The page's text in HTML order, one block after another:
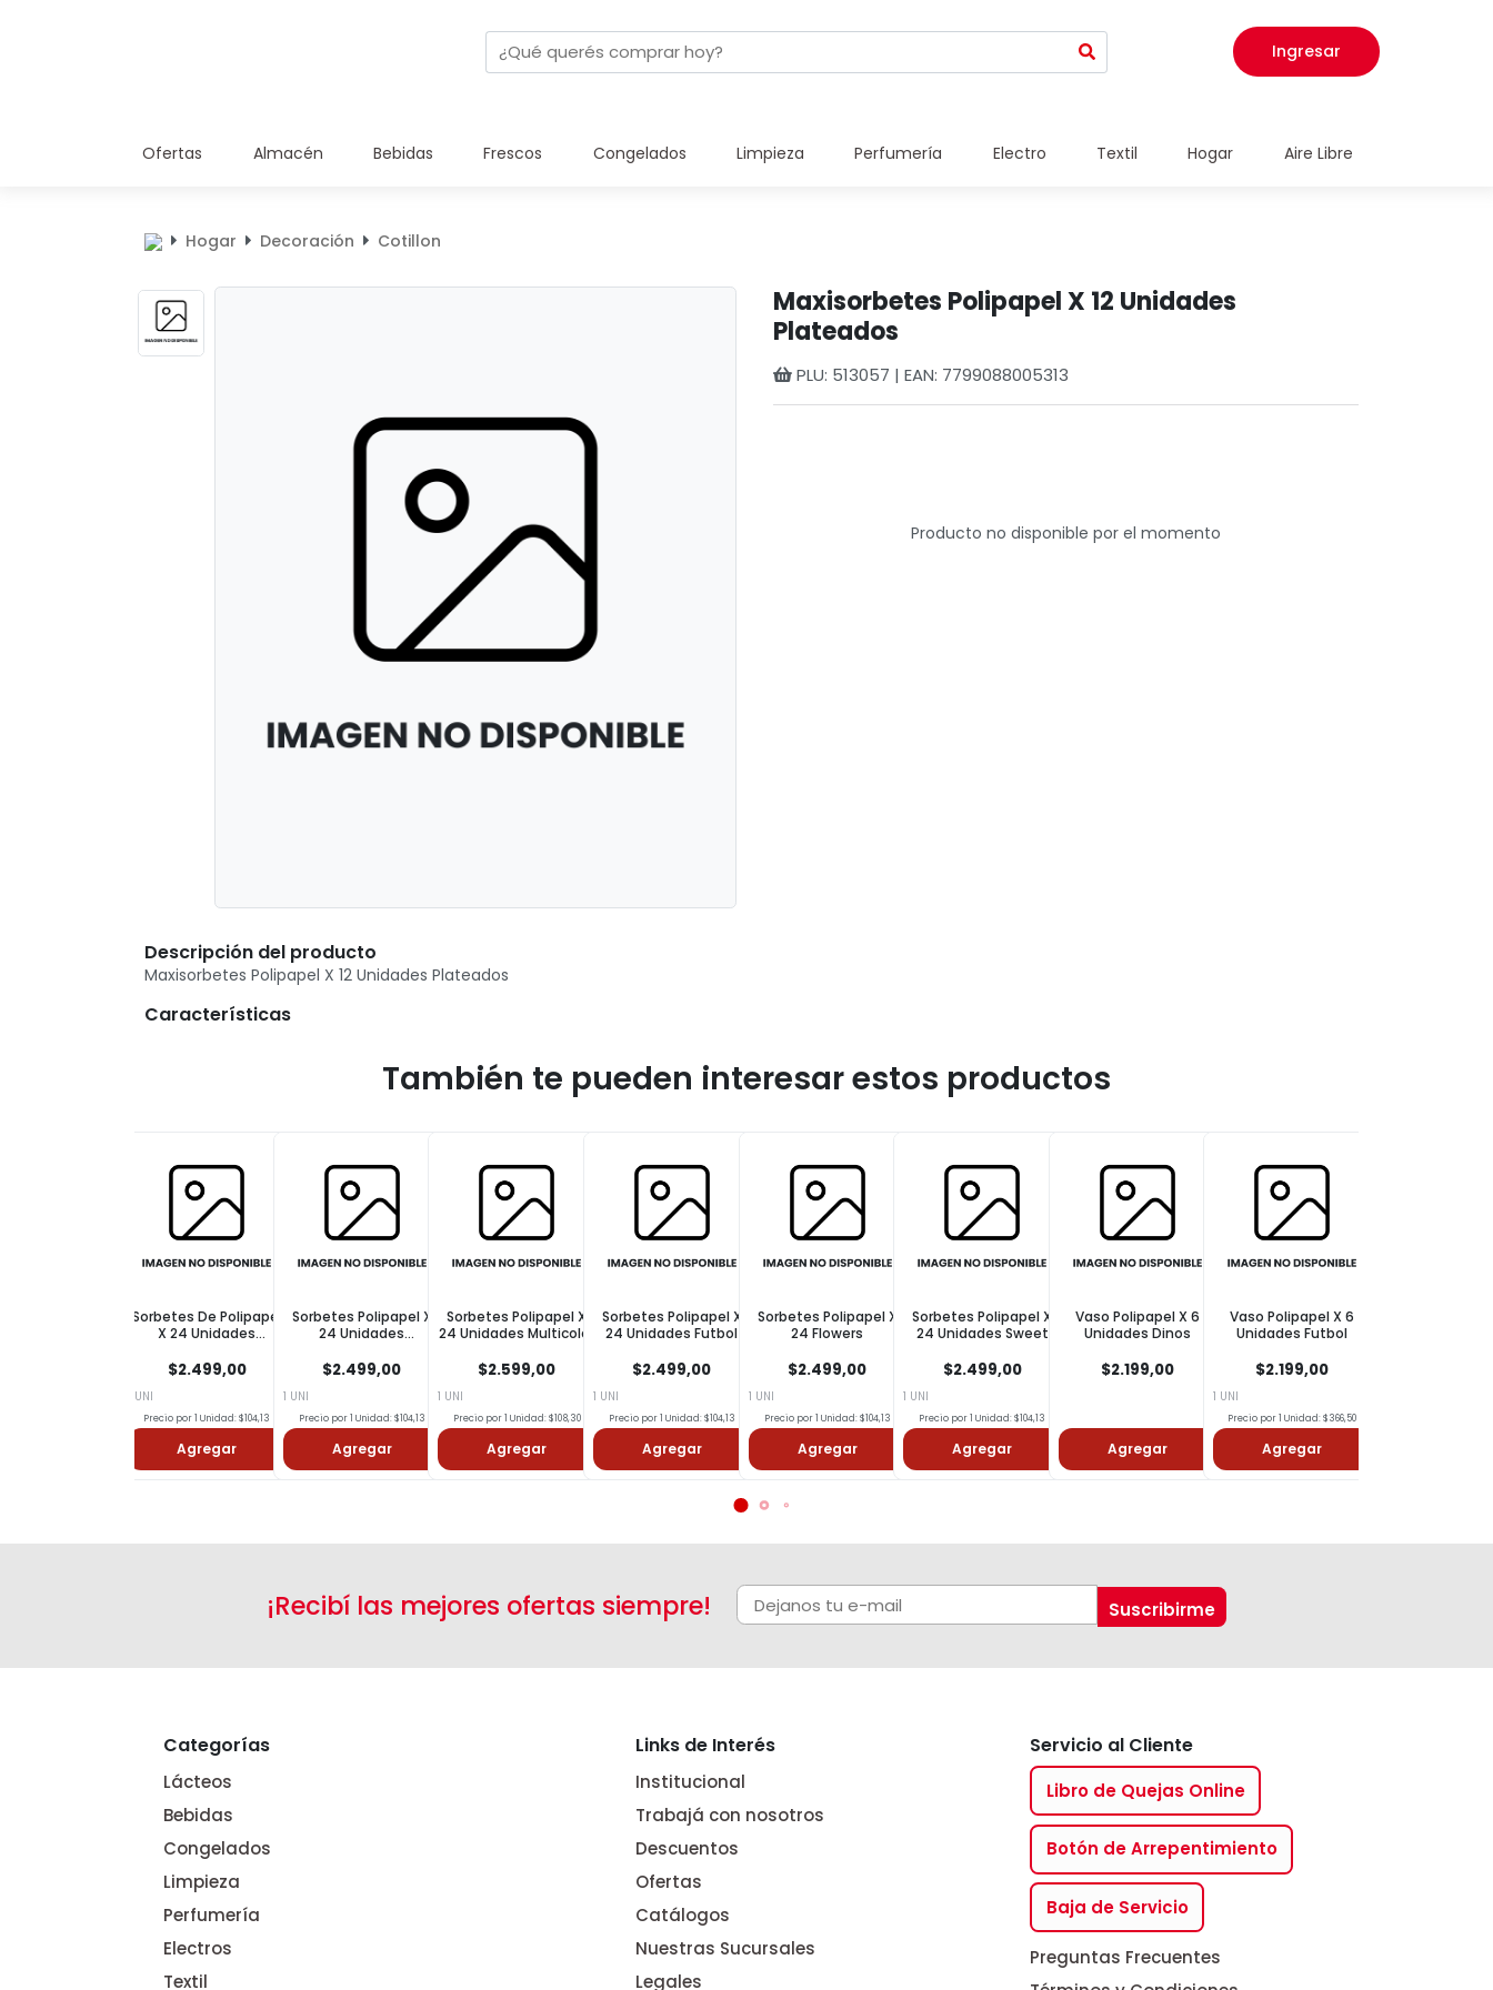
Ingresar
Ofertas Almacén Bebidas Frescos Congelados Limpieza Perfumería Electro Textil Hogar Aire Libre
Hogar Decoración Cotillon
Maxisorbetes Polipapel X 12 Unidades
Plateados
PLU: 513057 | EAN: 7799088005313
Producto no disponible por el momento
Descripción del producto
Maxisorbetes Polipapel X 12 Unidades Plateados
Características
También te pueden interesar estos productos
Sorbetes De Polipapel
X 24 Unidades
$2.499,00
1 UNI
Precio por 1 Unidad: $104,13
Agregar
Sorbetes Polipapel X
24 Unidades
$2.499,00
1 UNI
Precio por 1 Unidad: $104,13
Agregar
Sorbetes Polipapel X
24 Unidades Multicolor
$2.599,00
1 UNI
Precio por 1 Unidad: $108,30
Agregar
Sorbetes Polipapel X
24 Unidades Futbol
$2.499,00
1 UNI
Precio por 1 Unidad: $104,13
Agregar
Sorbetes Polipapel X
24 Flowers
$2.499,00
1 UNI
Precio por 1 Unidad: $104,13
Agregar
Sorbetes Polipapel X
24 Unidades Sweet
$2.499,00
1 UNI
Precio por 1 Unidad: $104,13
Agregar
Vaso Polipapel X 6
Unidades Dinos
$2.199,00
Agregar
Vaso Polipapel X 6
Unidades Futbol
$2.199,00
1 UNI
Precio por 1 Unidad: $366,50
Agregar
¡Recibí las mejores ofertas siempre!
Categorías
Lácteos
Bebidas
Congelados
Limpieza
Perfumería
Electros
Textil
Links de Interés
Institucional
Trabajá con nosotros
Descuentos
Ofertas
Catálogos
Nuestras Sucursales
Legales
Servicio al Cliente
Libro de Quejas Online
Botón de Arrepentimiento
Baja de Servicio
Preguntas Frecuentes